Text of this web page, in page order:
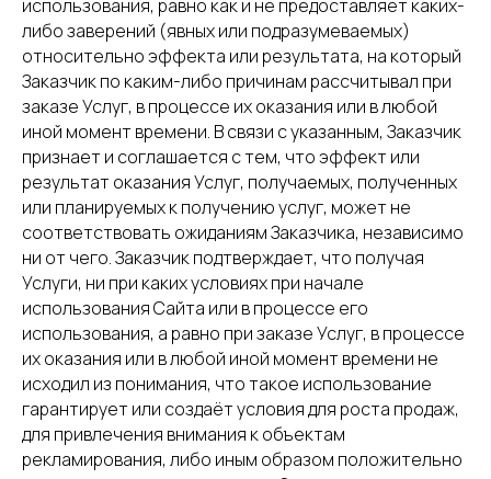
использования, равно как и не предоставляет каких-
либо заверений (явных или подразумеваемых)
относительно эффекта или результата, на который
Заказчик по каким-либо причинам рассчитывал при
заказе Услуг, в процессе их оказания или в любой
иной момент времени. В связи с указанным, Заказчик
признает и соглашается с тем, что эффект или
результат оказания Услуг, получаемых, полученных
или планируемых к получению услуг, может не
соответствовать ожиданиям Заказчика, независимо
ни от чего. Заказчик подтверждает, что получая
Услуги, ни при каких условиях при начале
использования Сайта или в процессе его
использования, а равно при заказе Услуг, в процессе
их оказания или в любой иной момент времени не
исходил из понимания, что такое использование
гарантирует или создаёт условия для роста продаж,
для привлечения внимания к объектам
рекламирования, либо иным образом положительно